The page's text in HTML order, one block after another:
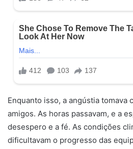
Enquanto isso, a angústia tomava
amigos. As horas passavam, e a
desespero e a fé. As condições
dificultavam o progresso das